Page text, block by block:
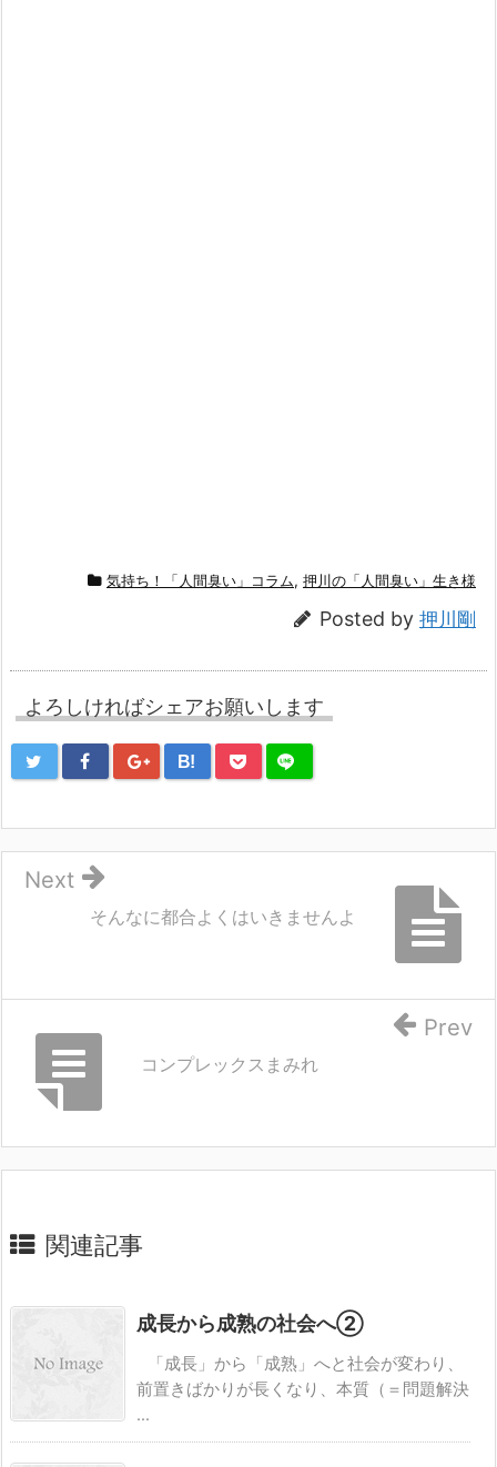
気持ち！「人間臭い」コラム, 押川の「人間臭い」生き様
Posted by 押川剛
よろしければシェアお願いします
B!
そんなに都合よくはいきませんよ
Next
コンプレックスまみれ
Prev
関連記事
成長から成熟の社会へ②
「成長」から「成熟」へと社会が変わり、
前置きばかりが長くなり、本質（＝問題解決
...